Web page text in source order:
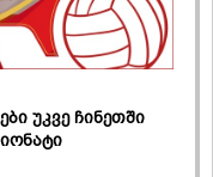
უკვე ჩინეთში